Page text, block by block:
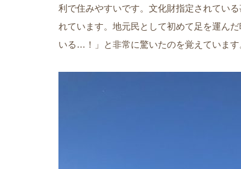
利で住みやすいです。文化財指定されてい
れています。地元民として初めて足を運ん
いる…！」と非常に驚いたのを覚えています